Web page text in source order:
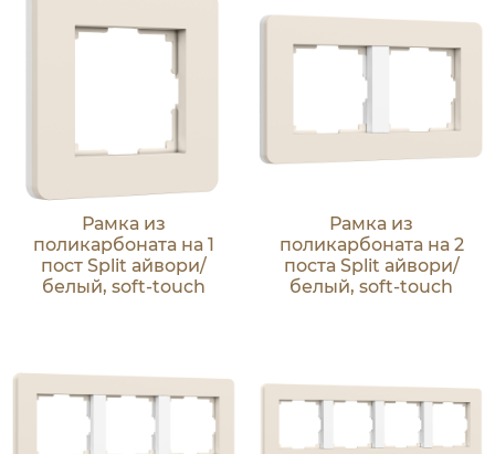
Рамка из
поликарбоната на 1
пост Split айвори/
белый, soft-touch
Рамка из
поликарбоната на 2
поста Split айвори/
белый, soft-touch